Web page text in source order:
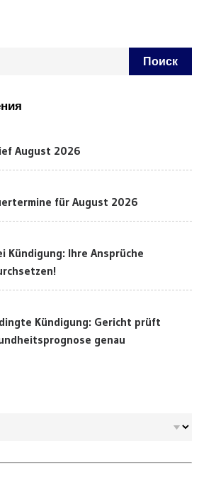
August 2026
für August 2026
Kündigung: Ihre Ansprüche
Kündigung: Gericht prüft
genau